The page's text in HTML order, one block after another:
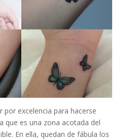
por excelencia para hacerse
que es una zona acotada del
En ella, quedan de fábula los